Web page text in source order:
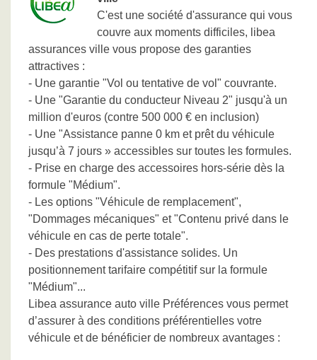
C'est une société d'assurance qui vous
couvre aux moments difficiles, libea
assurances ville vous propose des garanties
attractives :
- Une garantie "Vol ou tentative de vol" couvrante.
- Une "Garantie du conducteur Niveau 2" jusqu'à un
million d'euros (contre 500 000 € en inclusion)
- Une "Assistance panne 0 km et prêt du véhicule
jusqu’à 7 jours » accessibles sur toutes les formules.
- Prise en charge des accessoires hors-série dès la
formule "Médium".
- Les options "Véhicule de remplacement",
"Dommages mécaniques" et "Contenu privé dans le
véhicule en cas de perte totale".
- Des prestations d'assistance solides. Un
positionnement tarifaire compétitif sur la formule
"Médium"...
Libea assurance auto ville Préférences vous permet
d’assurer à des conditions préférentielles votre
véhicule et de bénéficier de nombreux avantages :